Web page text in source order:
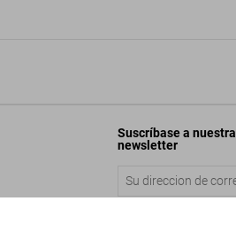
Suscríbase a nuestra
newsletter